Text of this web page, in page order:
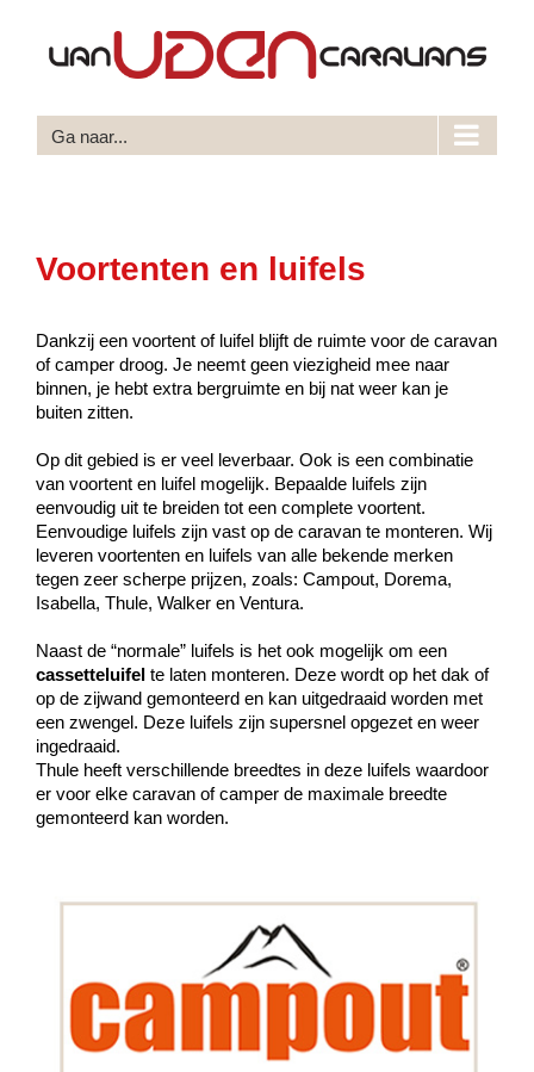
inhoud
Ga naar...
Voortenten en luifels
Dankzij een voortent of luifel blijft de ruimte voor de caravan
of camper droog. Je neemt geen viezigheid mee naar
binnen, je hebt extra bergruimte en bij nat weer kan je
buiten zitten.
Op dit gebied is er veel leverbaar. Ook is een combinatie
van voortent en luifel mogelijk. Bepaalde luifels zijn
eenvoudig uit te breiden tot een complete voortent.
Eenvoudige luifels zijn vast op de caravan te monteren. Wij
leveren voortenten en luifels van alle bekende merken
tegen zeer scherpe prijzen, zoals: Campout, Dorema,
Isabella, Thule, Walker en Ventura.
Naast de “normale” luifels is het ook mogelijk om een
cassetteluifel te laten monteren. Deze wordt op het dak of
op de zijwand gemonteerd en kan uitgedraaid worden met
een zwengel. Deze luifels zijn supersnel opgezet en weer
ingedraaid.
Thule heeft verschillende breedtes in deze luifels waardoor
er voor elke caravan of camper de maximale breedte
gemonteerd kan worden.